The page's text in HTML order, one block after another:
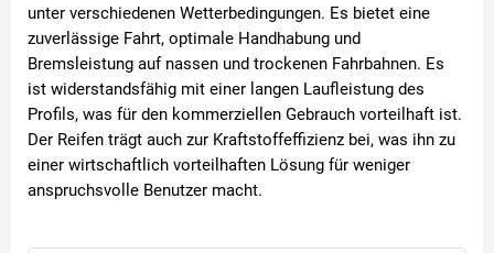
unter verschiedenen Wetterbedingungen. Es bietet eine
zuverlässige Fahrt, optimale Handhabung und
Bremsleistung auf nassen und trockenen Fahrbahnen. Es
ist widerstandsfähig mit einer langen Laufleistung des
Profils, was für den kommerziellen Gebrauch vorteilhaft ist.
Der Reifen trägt auch zur Kraftstoffeffizienz bei, was ihn zu
einer wirtschaftlich vorteilhaften Lösung für weniger
anspruchsvolle Benutzer macht.